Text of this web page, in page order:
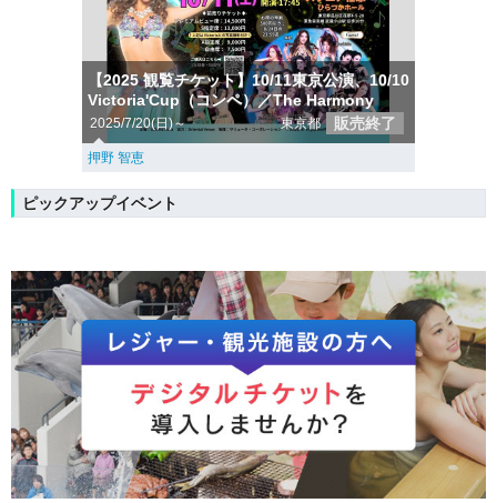
【2025 観覧チケット】10/11東京公演、10/10
Victoria'Cup（コンペ）／The Harmony
2025/7/20(日)～ 東京都 販売終了
押野 智恵
ピックアップイベント